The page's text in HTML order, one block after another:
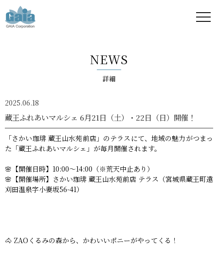
ア -
GAIA
Corporation
-
NEWS
詳細
2025.06.18
蔵王ふれあいマルシェ 6月21日（土）・22日（日）開催！
「さかい珈琲 蔵王山水苑前店」のテラスにて、地域の魅力がつまっ
た「蔵王ふれあいマルシェ」が毎月開催されます。
🌸【開催日時】10:00〜14:00（※荒天中止あり）
🌸【開催場所】さかい珈琲 蔵王山水苑前店 テラス（宮城県蔵王町遠
刈田温泉字小妻坂56-41）
🐴 ZAOくるみの森から、かわいいポニーがやってくる！